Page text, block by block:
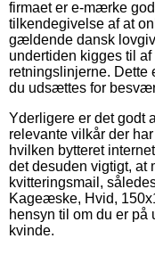
firmaet er e-mærke
tilkendegivelse af at
gældende dansk
undertiden kigges til
retningslinjerne. Dette
du udsættes for
Yderligere er det godt
relevante vilkår der
hvilken bytteret
det desuden vigtigt, at
kvitteringsmail,
Kageæske, Hvid,
hensyn til om du er på
kvinde.